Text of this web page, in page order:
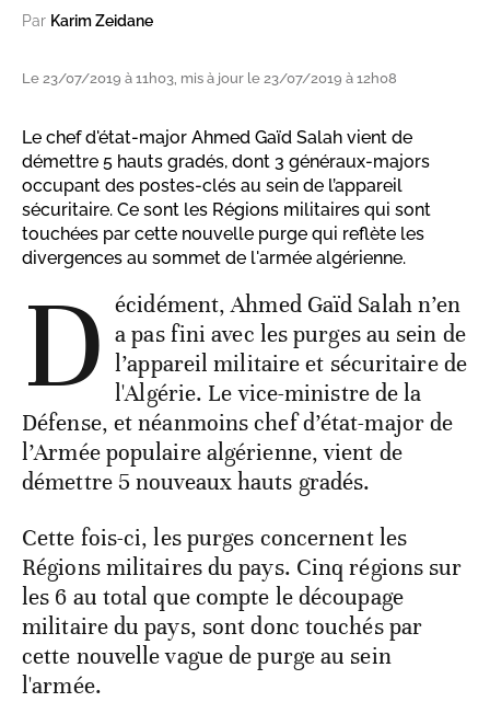
Par Karim Zeidane
Le 23/07/2019 à 11h03, mis à jour le 23/07/2019 à 12h08
Le chef d'état-major Ahmed Gaïd Salah vient de
démettre 5 hauts gradés, dont 3 généraux-majors
occupant des postes-clés au sein de l’appareil
sécuritaire. Ce sont les Régions militaires qui sont
touchées par cette nouvelle purge qui reflète les
divergences au sommet de l'armée algérienne.
D écidément, Ahmed Gaïd Salah n’en
a pas fini avec les purges au sein de
l’appareil militaire et sécuritaire de
l'Algérie. Le vice-ministre de la
Défense, et néanmoins chef d’état-major de
l’Armée populaire algérienne, vient de
démettre 5 nouveaux hauts gradés.
Cette fois-ci, les purges concernent les
Régions militaires du pays. Cinq régions sur
les 6 au total que compte le découpage
militaire du pays, sont donc touchés par
cette nouvelle vague de purge au sein
l'armée.